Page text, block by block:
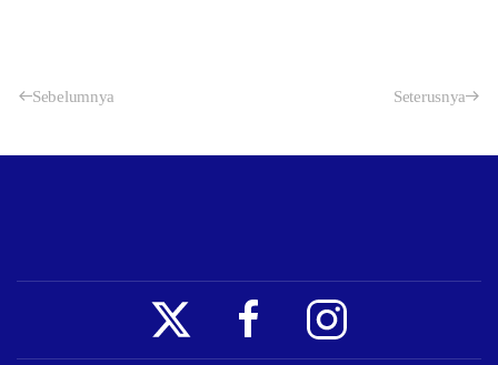
Sebelumnya Seterusnya